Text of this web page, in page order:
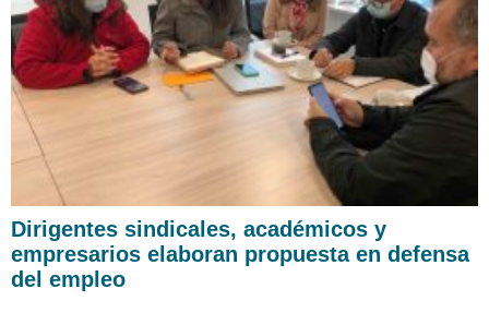
Dirigentes sindicales, académicos y
empresarios elaboran propuesta en defensa
del empleo